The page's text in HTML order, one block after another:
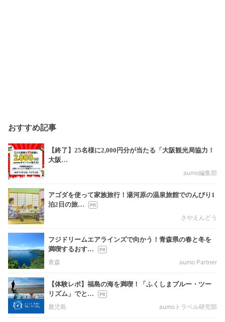
おすすめ記事
【終了】25名様に2,000円分が当たる「大阪観光局協力！
大阪…
aumo編集部
アゴダを使って家族旅行！湯河原の温泉旅館でのんびり1
泊2日の旅…
さやえんどう
フジドリームエアラインズで向かう！青森県の春と冬を
満喫するおす…
青森
aumo Partner
【体験レポ】福島の海を満喫！「ふくしまブルー・ツー
リズム」でと…
鹿児島
aumoトラベル研究部